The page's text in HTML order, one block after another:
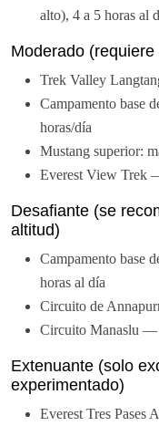
alto), 4 a 5 horas al
Moderado
Trek Valley
Campamento base
horas/día
Mustang superior:
Everest View Trek
Desafiante (se
altitud)
Campamento base
horas al día
Circuito de
Circuito Manaslu —
Extenuante (solo
experimentado)
Everest Tres Pases